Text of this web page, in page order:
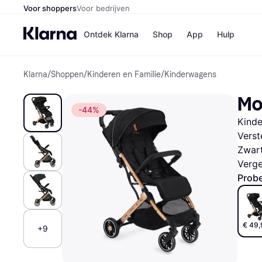
Voor shoppersVoor bedrijven
Ontdek Klarna Shop
Bol
H&M
App Hulp
Klarna/Shoppen/Kinderen en Familie/Kinderwagens
-44%
+9 €